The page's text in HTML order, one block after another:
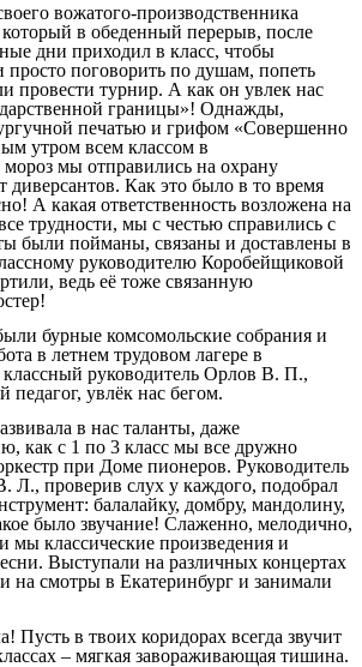
вожатого-производственника
в обеденный перерыв, после
дни приходил в класс, чтобы
просто поговорить по душам, попеть
провести турнир. А как он увлек нас
границы»! Однажды,
печатью и грифом «Совершенно
утром всем классом в
мы отправились на охрану
диверсантов. Как это было в то время
А какая ответственность возложена на
трудности, мы с честью справились с
были пойманы, связаны и доставлены в
руководителю Коробейщиковой
ведь её тоже связанную
бурные комсомольские собрания и
в летнем трудовом лагере в
классный руководитель Орлов В. П.,
увлёк нас бегом.
в нас таланты, даже
как с 1 по 3 класс мы все дружно
при Доме пионеров. Руководитель
Л., проверив слух у каждого, подобрал
балалайку, домбру, мандолину,
было звучание! Слаженно, мелодично,
мы классические произведения и
Выступали на различных концертах
на смотры в Екатеринбург и занимали
Пусть в твоих коридорах всегда звучит
– мягкая завораживающая тишина.